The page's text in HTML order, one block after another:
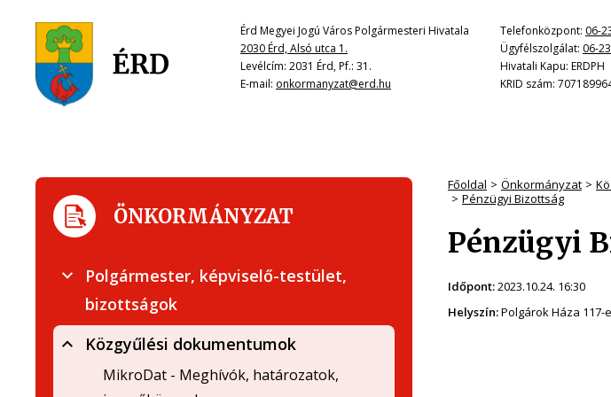
Érd Megyei Jogú Város Polgármesteri Hivatala
2030 Érd, Alsó utca 1.
Levélcím: 2031 Érd, Pf.: 31.
E-mail: onkormanyzat@erd.hu
Telefonközpont: 06-
Ügyfélszolgálat: 06-
Hivatali Kapu: ERDPH
KRID szám:
Főoldal Önkormányzat
Pénzügyi Bizottság
Pénzügyi
Időpont:2023.10.24. 16:30
Helyszín:Polgárok Háza 117-
ÖNKORMÁNYZAT
Polgármester, képviselő-testület,
bizottságok
Közgyűlési dokumentumok
MikroDat - Meghívók, határozatok,